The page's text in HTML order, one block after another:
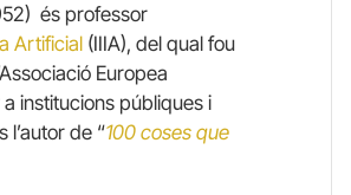
és professor
Artificial (IIIA), del qual fou
Europea
institucions públiques i
de “100 coses que